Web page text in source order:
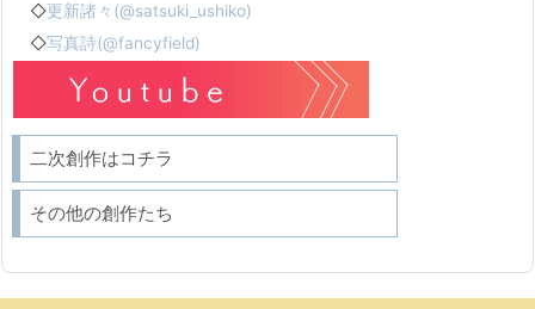
◇更新諸々(@satsuki_ushiko)
◇写真詩(@fancyfield)
二次創作はコチラ
その他の創作たち